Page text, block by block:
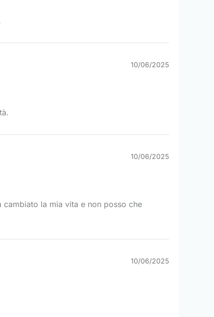
10/06/2025
10/06/2025
la mia vita e non posso che
10/06/2025